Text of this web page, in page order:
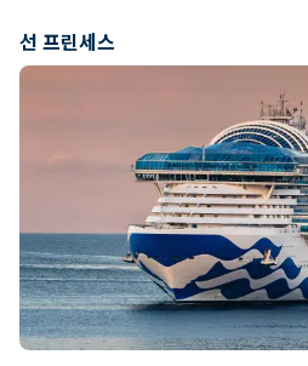
선 프린세스